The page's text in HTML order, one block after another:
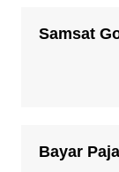
Samsat
Bayar